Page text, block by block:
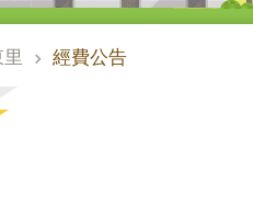
經費公告